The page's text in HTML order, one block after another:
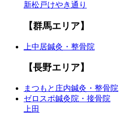
新松戸けやき通り
【群馬エリア】
上中居鍼灸・整骨院
【長野エリア】
まつもと庄内鍼灸・整骨院
ゼロスポ鍼灸院・接骨院
上田